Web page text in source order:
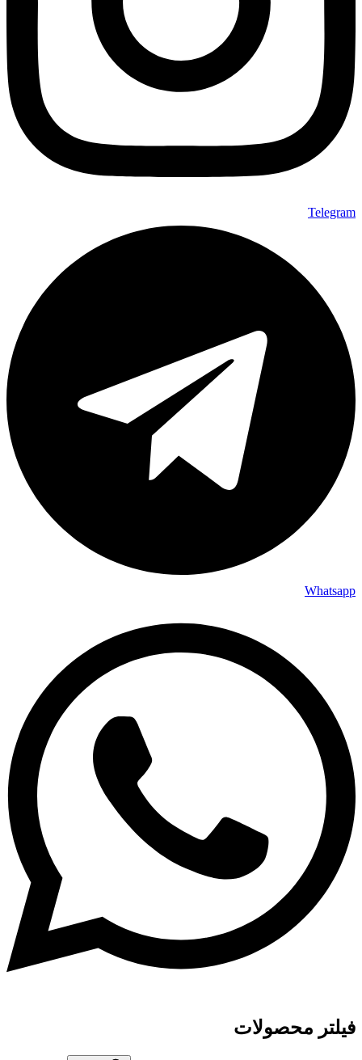
Telegram
Whatsapp
فیلتر محصولات